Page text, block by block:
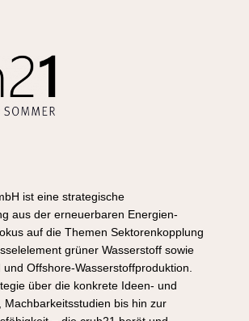
ist eine strategische
aus der erneuerbaren Energien-
auf die Themen Sektorenkopplung
grüner Wasserstoff sowie
Offshore-Wasserstoffproduktion.
über die konkrete Ideen- und
Machbarkeitsstudien bis hin zur